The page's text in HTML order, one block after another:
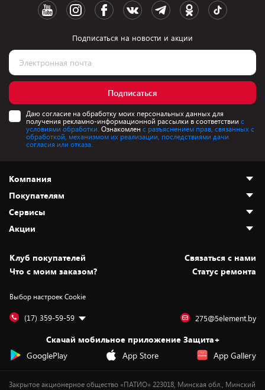
Подписаться на новости и акции
Подписаться
Даю согласие на обработку моих персональных данных для
получения рекламно-информационной рассылки в соответствии с
условиями обработки. Ознакомлен с разъяснением прав, связанных с
обработкой, механизмом их реализации, последствиями дачи
согласия или отказа.
Компания
О нас
Адреса магазинов
Новости
Статьи и обзоры
Вакансии
Дай пять добру!
Покупателям
Как сделать заказ
Оплата и доставка
Безналичный расчёт
Обмен и возврат товара
Обработка персональных данных
Подарочные карты
Сервисы
Установка техники
Для игровых консолей
Для мобильных устройств
Для компьютеров
Сервисные центры
Акции
Скидки и промокоды
Белорусские товары
Бонусы
Оплата частями
Уценка
Клуб покупателей
Cвязаться с нами
Что с моим заказом?
Статус ремонта
Выбор настроек Cookie
(17) 359-59-59 275@5element.by
Скачай мобильное приложение Защита+
GooglePlay
App Store App Gallery
Закрытое акционерное общество «ПАТИО» 223018, Минская обл., Минский